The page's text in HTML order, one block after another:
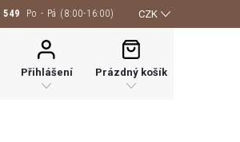
549 CZK
Přihlášení
NÁKUPNÍ
KOŠÍK
Prázdný košík